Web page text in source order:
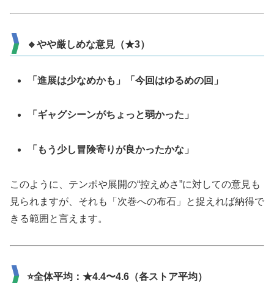
🔸やや厳しめな意見（★3）
「進展は少なめかも」「今回はゆるめの回」
「ギャグシーンがちょっと弱かった」
「もう少し冒険寄りが良かったかな」
このように、テンポや展開の“控えめさ”に対しての意見も
見られますが、それも「次巻への布石」と捉えれば納得で
きる範囲と言えます。
⭐全体平均：★4.4〜4.6（各ストア平均）